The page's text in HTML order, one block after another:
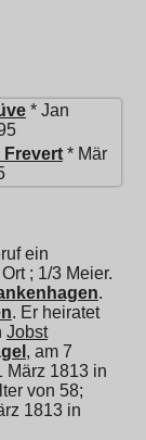
* Jan
Frevert * Mär
ein
; 1/3 Meier.
.
. Er heiratet
Jobst
, am 7
März 1813 in
von 58;
1813 in